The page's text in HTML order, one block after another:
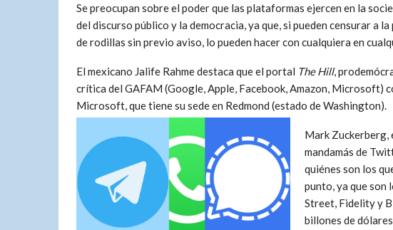
Se preocupan sobre el poder que las plataformas ejercen en la
del discurso público y la democracia, ya que, si pueden censurar a
de rodillas sin previo aviso, lo pueden hacer con cualquiera en
El mexicano Jalife Rahme destaca que el portal The Hill,
crítica del GAFAM (Google, Apple, Facebook, Amazon, Microsoft)
Microsoft, que tiene su sede en Redmond (estado de Washington).
Mark Zuckerberg,
mandamás de
quiénes son los
punto, ya que son
Street, Fidelity y
billones de